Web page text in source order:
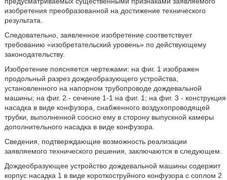
изобретения преобразованной на достижение технического
результата.
Следовательно, заявленное изобретение соответствует
требованию «изобретательский уровень» по действующему
законодательству.
Изобретение поясняется чертежами: на фиг. 1 изображен
продольный разрез дождеобразующего устройства,
установленного на напорном трубопроводе дождевальной
машины; на фиг. 2 - сечение 1-1 на фиг. 1; на фиг. 3 - конструкция
насадка в виде конфузора, снабженного воздухопроводящей
трубки, выполненной соосно ему в сторону выпускной камеры
дополнительного насадка в виде конфузора.
Сведения, подтверждающие возможность реализации
заявляемого технического решения, заключаются в следующем.
Дождеобразующее устройство дождевальной машины содержит
корпус насадка 1 в виде короткоструйного конфузора с соплом 2